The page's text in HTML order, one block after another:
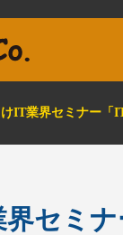
IT業界セミナー「
セミ